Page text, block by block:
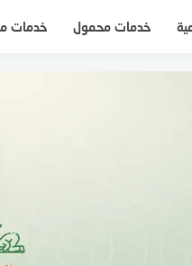
خدمات محمول خدمات